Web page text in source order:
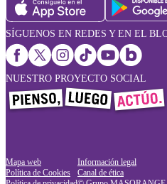
SÍGUENOS EN REDES Y EN EL
NUESTRO PROYECTO SOCIAL
Mapa web
Política de Cookies
Información legal
Canal de ética